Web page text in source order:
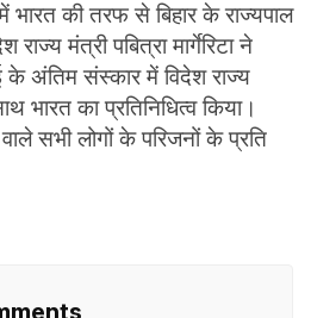
की तरफ से बिहार के राज्यपाल
मंत्री पबित्रा मार्गेरिटा ने
अंतिम संस्कार में विदेश राज्य
भारत का प्रतिनिधित्व किया।
सभी लोगों के परिजनों के प्रति